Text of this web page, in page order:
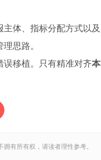
体、指标分配方式以及
思路。
移植。只有精准对齐本
有所有权，请读者理性参考。